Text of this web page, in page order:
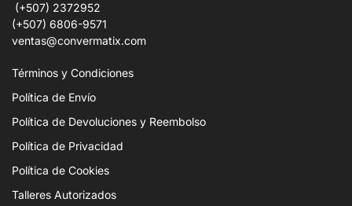
(+507) 2372952
(+507) 6806-9571
ventas@convermatix.com
Términos y Condiciones
Política de Envío
Política de Devoluciones y Reembolso
Política de Privacidad
Política de Cookies
Talleres Autorizados